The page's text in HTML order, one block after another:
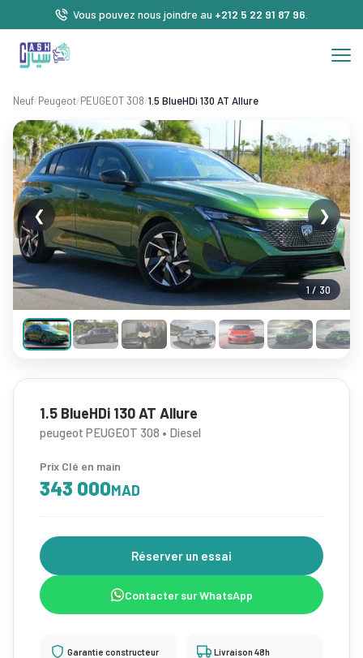
Vous pouvez nous joindre au +212 5 22 91 87 96
Neuf/Peugeot/PEUGEOT 308/1.5 BlueHDi 130 AT Allure
1 / 30
❮ ❯
1.5 BlueHDi 130 AT Allure
peugeot PEUGEOT 308 • Diesel
Prix Clé en main
343 000MAD
Réserver un essai
Contacter sur WhatsApp
Garantie constructeur Livraison 48h